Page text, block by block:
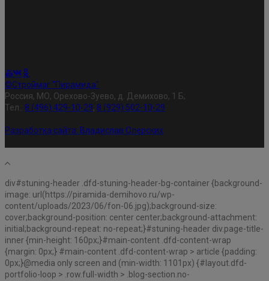
©Строймаг "Пирамида"
Россия, МО, Орехово-Зуево, д. Демихово, 1 Б;
Тел.: 8 (496) 429-10-29, 8 (929) 502-10-29
Разработка сайта: Владислав Олерских
div#stuning-header .dfd-stuning-header-bg-container {background-
image: url(https://piramida-demihovo.ru/wp-
content/uploads/2023/06/fon-06.jpg);background-size:
cover;background-position: center center;background-attachment:
initial;background-repeat: no-repeat;}#stuning-header div.page-title-
inner {min-height: 160px;}#main-content .dfd-content-wrap
{margin: 0px;} #main-content .dfd-content-wrap > article {padding:
0px;}@media only screen and (min-width: 1101px) {#layout.dfd-
portfolio-loop > .row.full-width > .blog-section.no-